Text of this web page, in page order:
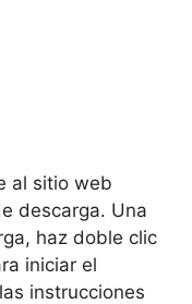
al sitio web
descarga. Una
haz doble clic
iniciar el
instrucciones